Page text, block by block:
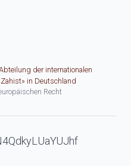
der internationalen
in Deutschland
Recht